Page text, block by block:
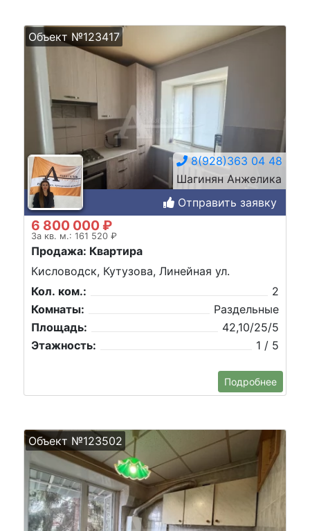
Объект №123417
8(928)363 04 48
Шагинян Анжелика
Отправить заявку
6 800 000 ₽
За кв. м.: 161 520 ₽
Продажа: Квартира
Кисловодск, Кутузова, Линейная ул.
Кол. ком.:
2
Комнаты:
Раздельные
Площадь:
42,10/25/5
Этажность:
1 / 5
Подробнее
Объект №123502